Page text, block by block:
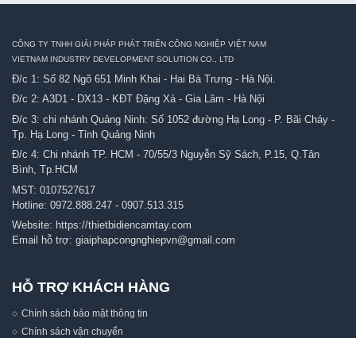
CÔNG TY TNHH GIẢI PHÁP PHÁT TRIỂN CÔNG NGHIỆP VIỆT NAM
VIETNAM INDUSTRY DEVELOPMENT SOLUTION CO., LTD
Đ/c 1: Số 82 Ngõ 651 Minh Khai - Hai Bà Trưng - Hà Nội.
Đ/c 2: A3D1 - DX13 - KĐT Đặng Xá - Gia Lâm - Hà Nội
Đ/c 3: chi nhánh Quảng Ninh: Số 1052 đường Hạ Long - P. Bãi Cháy -
Tp. Hạ Long - Tỉnh Quảng Ninh
Đ/c 4: Chi nhánh TP. HCM - 70/55/3 Nguyễn Sỹ Sách, P.15, Q.Tân
Bình, Tp.HCM
MST: 0107527617
Hotline: 0972.888.247 - 0907.513.315
Website: https://thietbidiencamtay.com
Email hỗ trợ: giaiphapcongnghiepvn@gmail.com
HỖ TRỢ KHÁCH HÀNG
Chính sách bảo mật thông tin
Chính sách vận chuyển